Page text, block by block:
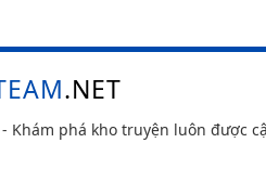
.NET
- Khám phá kho truyện luôn được